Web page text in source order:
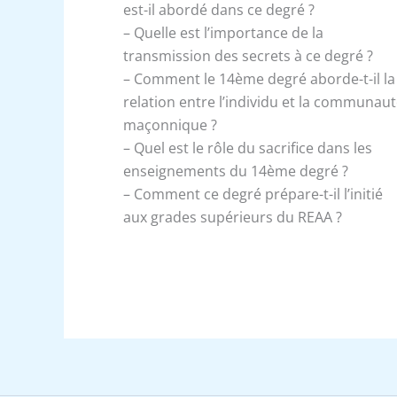
est-il abordé dans ce degré ?
– Quelle est l’importance de la
transmission des secrets à ce degré ?
– Comment le 14ème degré aborde-t-il la
relation entre l’individu et la
maçonnique ?
– Quel est le rôle du sacrifice dans les
enseignements du 14ème degré ?
– Comment ce degré prépare-t-il l’initié
aux grades supérieurs du REAA ?